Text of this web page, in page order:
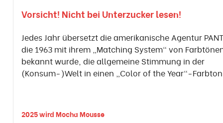
Vorsicht! Nicht bei Unterzucker lesen!
Jedes Jahr übersetzt die amerikanische Agentur
die 1963 mit ihrem „Matching System“ von
bekannt wurde, die allgemeine Stimmung in der
(Konsum-)Welt in einen „Color of the Year“-
2025 wird Mocha Mousse